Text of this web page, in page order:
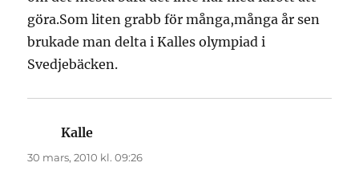
göra.Som liten grabb för många,många år sen
brukade man delta i Kalles olympiad i
Svedjebäcken.
Kalle
30 mars, 2010 kl. 09:26